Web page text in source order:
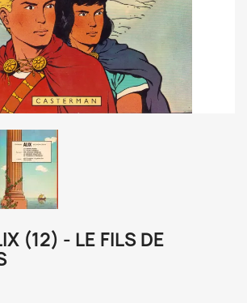
(12) - LE FILS DE